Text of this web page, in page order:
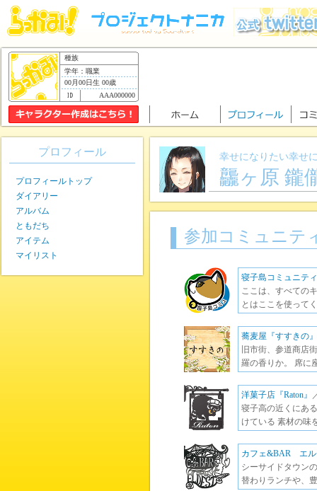
種族
学年：職業
00月00日生 00歳
AAA000000
幸せになりたい幸せ
龘ヶ原 鑨
参加コミュニテ
寝子島コミュニティ
ここは、すべての
とはここを使って
蕎麦屋『すすきの』
旧市街、参道商店
羅の香りか。 席に
洋菓子店『Raton』
寝子高の近くにあ
けている 素材の味
カフェ&BAR エル
シーサイドタウン
替わりランチや、
プロフィール
プロフィールトップ
ダイアリー
アルバム
ともだち
アイテム
マイリスト